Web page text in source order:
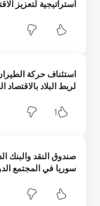
استراتيجية لتعزيز
استئناف حركة
لربط البلاد بالاقتصاد
1
صندوق النقد والبنك
سوريا في المجتمع